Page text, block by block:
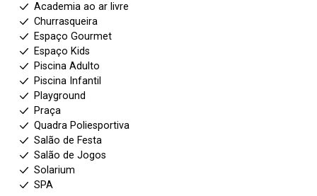
Academia ao ar livre
Churrasqueira
Espaço Gourmet
Espaço Kids
Piscina Adulto
Piscina Infantil
Playground
Praça
Quadra Poliesportiva
Salão de Festa
Salão de Jogos
Solarium
SPA